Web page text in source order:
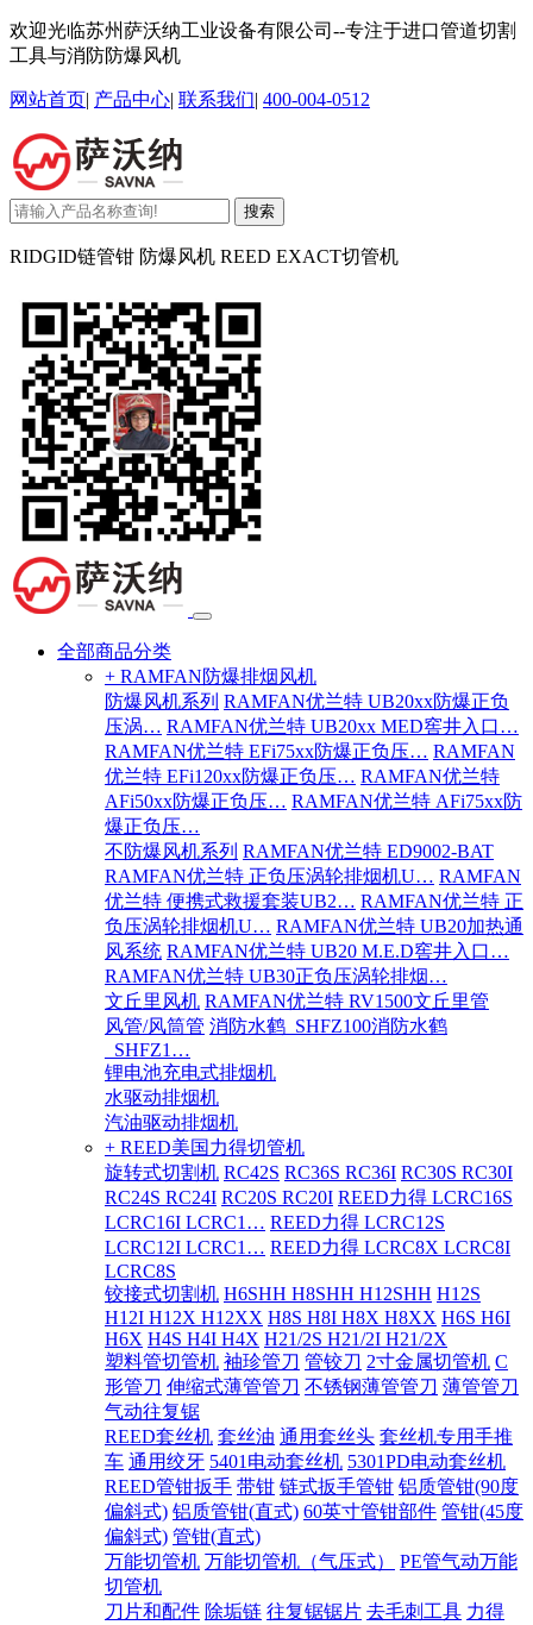
欢迎光临苏州萨沃纳工业设备有限公司--专注于进口管道切割
工具与消防防爆风机
网站首页| 产品中心| 联系我们| 400-004-0512
搜索
RIDGID链管钳 防爆风机 REED EXACT切管机
全部商品分类
+ RAMFAN防爆排烟风机
防爆风机系列 RAMFAN优兰特 UB20xx防爆正负
压涡… RAMFAN优兰特 UB20xx MED窖井入口…
RAMFAN优兰特 EFi75xx防爆正负压… RAMFAN
优兰特 EFi120xx防爆正负压… RAMFAN优兰特
AFi50xx防爆正负压… RAMFAN优兰特 AFi75xx防
爆正负压…
不防爆风机系列 RAMFAN优兰特 ED9002-BAT
RAMFAN优兰特 正负压涡轮排烟机U… RAMFAN
优兰特 便携式救援套装UB2… RAMFAN优兰特 正
负压涡轮排烟机U… RAMFAN优兰特 UB20加热通
风系统 RAMFAN优兰特 UB20 M.E.D窖井入口…
RAMFAN优兰特 UB30正负压涡轮排烟…
文丘里风机 RAMFAN优兰特 RV1500文丘里管
风管/风筒管 消防水鹤_SHFZ100消防水鹤
_SHFZ1…
锂电池充电式排烟机
水驱动排烟机
汽油驱动排烟机
+ REED美国力得切管机
旋转式切割机 RC42S RC36S RC36I RC30S RC30I
RC24S RC24I RC20S RC20I REED力得 LCRC16S
LCRC16I LCRC1… REED力得 LCRC12S
LCRC12I LCRC1… REED力得 LCRC8X LCRC8I
LCRC8S
铰接式切割机 H6SHH H8SHH H12SHH H12S
H12I H12X H12XX H8S H8I H8X H8XX H6S H6I
H6X H4S H4I H4X H21/2S H21/2I H21/2X
塑料管切管机 袖珍管刀 管铰刀 2寸金属切管机 C
形管刀 伸缩式薄管管刀 不锈钢薄管管刀 薄管管刀
气动往复锯
REED套丝机 套丝油 通用套丝头 套丝机专用手推
车 通用绞牙 5401电动套丝机 5301PD电动套丝机
REED管钳扳手 带钳 链式扳手管钳 铝质管钳(90度
偏斜式) 铝质管钳(直式) 60英寸管钳部件 管钳(45度
偏斜式) 管钳(直式)
万能切管机 万能切管机（气压式）
PE管气动万能
切管机
刀片和配件 除垢链 往复锯锯片 去毛刺工具 力得